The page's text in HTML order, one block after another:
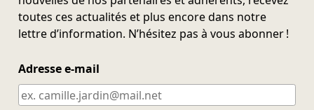
toutes ces actualités et plus encore dans notre
lettre d’information. N’hésitez pas à vous abonner !
Adresse e-mail